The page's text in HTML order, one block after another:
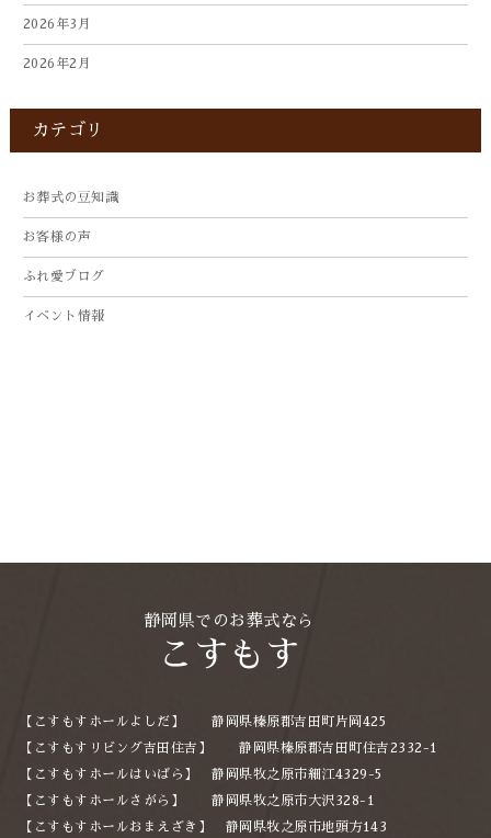
2026年3月
2026年2月
2025年9月
2025年8月
2025年7月
2024年5月
カテゴリ
お葬式の豆知識
お客様の声
ふれ愛ブログ
イベント情報
静岡県でのお葬式なら
こすもす
【こすもすホールよしだ】 静岡県榛原郡吉田町片岡425
【こすもすリビング吉田住吉】 静岡県榛原郡吉田町住吉2332-1
【こすもすホールはいばら】 静岡県牧之原市細江4329-5
【こすもすホールさがら】 静岡県牧之原市大沢328-1
【こすもすホールおまえざき】 静岡県牧之原市地頭方143